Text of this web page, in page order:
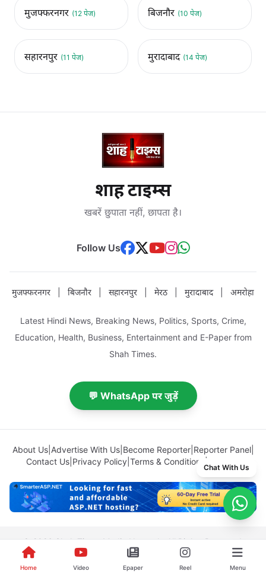
मुजफ्फरनगर (12 पेज) बिजनौर (10 पेज)
सहारनपुर (11 पेज) मुरादाबाद (14 पेज)
शाह टाइम्स
खबरें छुपाता नहीं, छापता है।
Follow Us
मुजफ्फरनगर बिजनौर सहारनपुर मेरठ मुरादाबाद अमरोहा
Latest Hindi News, Breaking News, Politics, Sports, Crime,
Education, Health, Business, Entertainment and E-Paper from
Shah Times.
💬 WhatsApp पर जुड़ें
About Us| Advertise With Us| Become Reporter| Reporter Panel|
Contact Us Privacy Policy Terms & Conditions |
© 2026 Shah Times Media Network. All Rights Reserved.
Home Video Epaper Reel Menu
Chat With Us